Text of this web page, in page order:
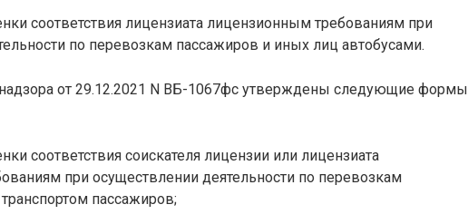
соответствия лицензиата лицензионным требованиям при
по перевозкам пассажиров и иных лиц автобусами.
от 29.12.2021 N ВБ-1067фс утверждены следующие формы
соответствия соискателя лицензии или лицензиата
при осуществлении деятельности по перевозкам
пассажиров;